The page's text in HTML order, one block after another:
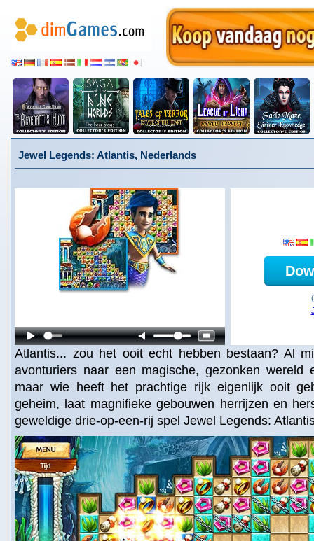
Jewel Legends: Atlantis, Nederlands
Atlantis... zou het ooit echt hebben bestaan? Al
avonturiers naar een magische, gezonken wereld
maar wie heeft het prachtige rijk eigenlijk ooit
geheim, laat magnifieke gebouwen herrijzen en
geweldige drie-op-een-rij spel Jewel Legends: